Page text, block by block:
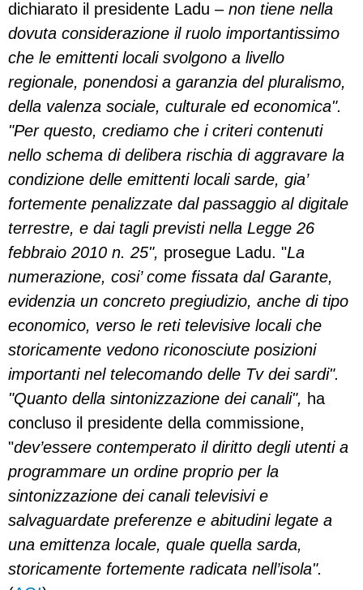
dichiarato il presidente Ladu – non tiene nella
dovuta considerazione il ruolo importantissimo
che le emittenti locali svolgono a livello
regionale, ponendosi a garanzia del pluralismo,
della valenza sociale, culturale ed economica".
"Per questo, crediamo che i criteri contenuti
nello schema di delibera rischia di aggravare la
condizione delle emittenti locali sarde, gia’
fortemente penalizzate dal passaggio al digitale
terrestre, e dai tagli previsti nella Legge 26
febbraio 2010 n. 25", prosegue Ladu. "La
numerazione, cosi’ come fissata dal Garante,
evidenzia un concreto pregiudizio, anche di tipo
economico, verso le reti televisive locali che
storicamente vedono riconosciute posizioni
importanti nel telecomando delle Tv dei sardi".
"Quanto della sintonizzazione dei canali", ha
concluso il presidente della commissione,
"dev’essere contemperato il diritto degli utenti a
programmare un ordine proprio per la
sintonizzazione dei canali televisivi e
salvaguardate preferenze e abitudini legate a
una emittenza locale, quale quella sarda,
storicamente fortemente radicata nell’isola".